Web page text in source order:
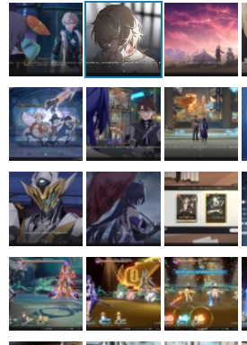
マンガ
女性向け
アプリレビュー
その他
電ファミニコゲーマーとは？
運営：株式会社マレ